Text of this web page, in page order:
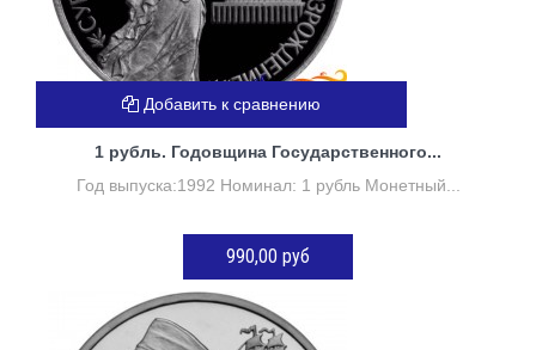
1 рубль. Годовщина Государственного...
Год выпуска:1992 Номинал: 1 рубль Монетный...
990,00 руб
Нет в наличии
Добавить к сравнению